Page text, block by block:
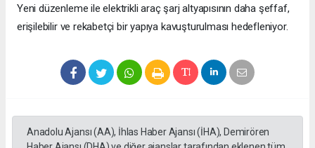
Yeni düzenleme ile elektrikli araç şarj altyapısının daha şeffaf,
erişilebilir ve rekabetçi bir yapıya kavuşturulması hedefleniyor.
Anadolu Ajansı (AA), İhlas Haber Ajansı (İHA), Demirören